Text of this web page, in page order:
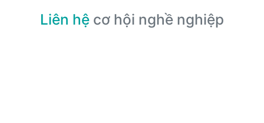
Liên hệ cơ hội nghề nghiệp